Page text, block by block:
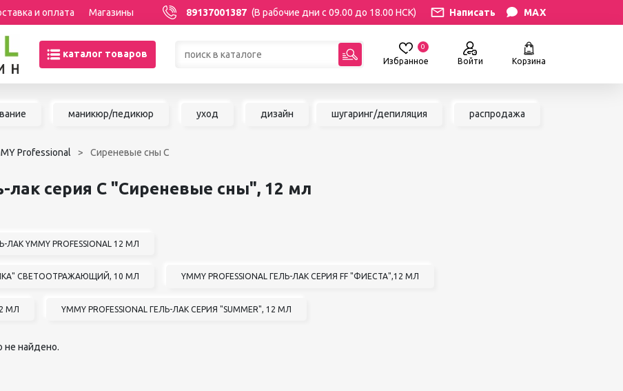
и оплата Магазины 89137001387 (В рабочие дни с 09.00 до 18.00 НСК) Написать MAX
каталог товаров
Избранное
0
Войти Корзина
Товары со скидками по категориям:
Аппаратный маникюр и
Гель-краска
Дизайны для ногтей
Инструменты для маникюра и
Лак для ногтей
Средства до и после
маникюр/педикюр уход дизайн шугаринг/депиляция распродажа
Professional Сиреневые сны C
лак серия C "Сиреневые сны", 12 мл
ЛАК YMMY PROFESSIONAL 12 МЛ
СВЕТООТРАЖАЮЩИЙ, 10 МЛ YMMY PROFESSIONAL ГЕЛЬ-ЛАК СЕРИЯ FF "ФИЕСТА",12 МЛ
МЛ YMMY PROFESSIONAL ГЕЛЬ-ЛАК СЕРИЯ "SUMMER", 12 МЛ
не найдено.